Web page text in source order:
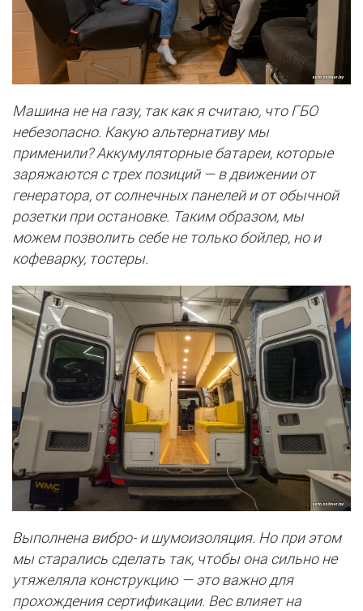
Машина не на газу, так как я считаю, что ГБО
небезопасно. Какую альтернативу мы
применили? Аккумуляторные батареи, которые
заряжаются с трех позиций — в движении от
генератора, от солнечных панелей и от обычной
розетки при остановке. Таким образом, мы
можем позволить себе не только бойлер, но и
кофеварку, тостеры.
Выполнена вибро- и шумоизоляция. Но при этом
мы старались сделать так, чтобы она сильно не
утяжеляла конструкцию — это важно для
прохождения сертификации. Вес влияет на